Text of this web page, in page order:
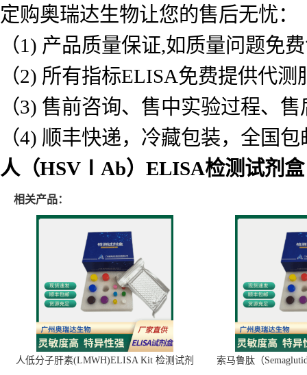
奥瑞达 6) 价格优惠，量大从优
奥瑞达 7) 支持定制，可定制您需
人（HSVⅠAb）ELISA检测试剂盒
定购奥瑞达生物让您的售后无忧：
（1) 产品质量保证,如质量问题免
（2) 所有指标ELISA免费提供代
（3) 售前咨询、售中实验过程、
（4) 顺丰快递，冷藏包装，全国包
人（HSVⅠAb）ELISA检测试剂盒
相关产品：